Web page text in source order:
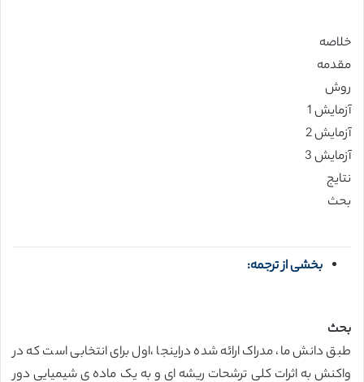
خلاصه
مقدمه
روش
آزمایش 1
آزمایش 2
آزمایش 3
نتایج
بحث
بخشی از ترجمه:
بحث
طبق دانش ما، مدراک ارائه شده دراینجا ،اول برای انتخابی است که در
واکنش به اثرات کلی ترشحات ریشه ای و به یک ماده ی شیمیایی دور